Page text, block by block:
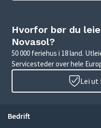
Hvorfor bør du
Novasol?
50 000 feriehus i 18 land.
Servicesteder over hele
Lei
Bedrift